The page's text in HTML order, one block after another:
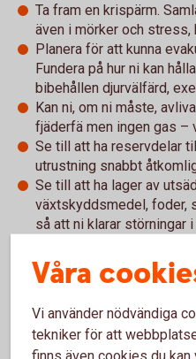
Ta fram en krispärm.
även i mörker och stress,
Planera för att kunna
Fundera på hur ni kan
bibehållen djurvälfärd,
Kan ni, om ni måste,
fjäderfä men ingen gas –
Se till att ha reservdelar
utrustning snabbt
Se till att ha lager av
växtskyddsmedel, foder,
så att ni klarar störningar
Hela broschyren "Rusta
kommer" hittar du här:
Rusta gården – om
Våra
Vi använder nödvändiga
tekniker för att
finns även cookies du